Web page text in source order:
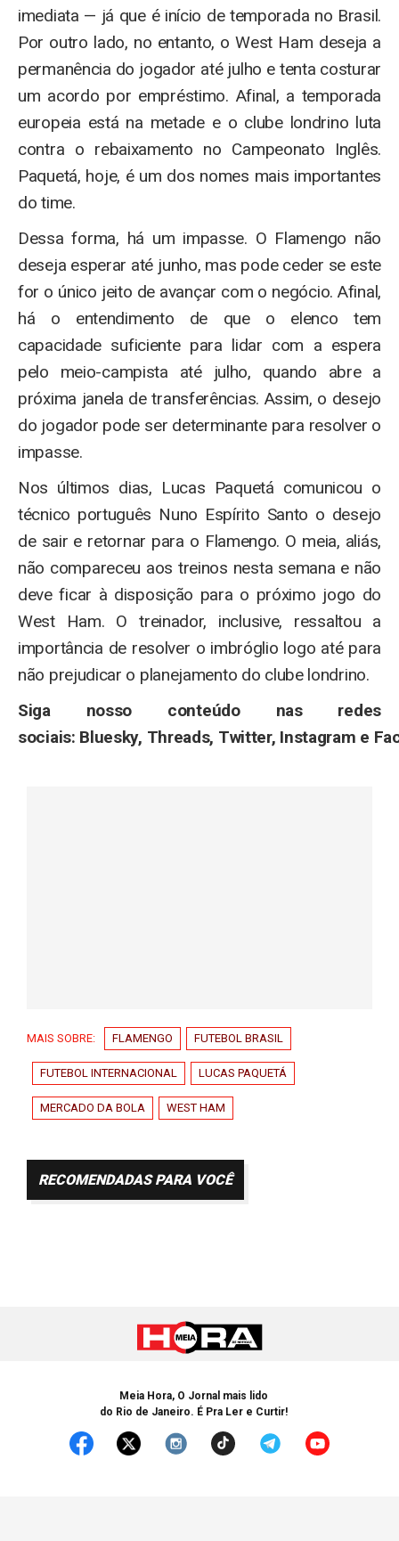
imediata — já que é início de temporada no Brasil.
Por outro lado, no entanto, o West Ham deseja a
permanência do jogador até julho e tenta costurar
um acordo por empréstimo. Afinal, a temporada
europeia está na metade e o clube londrino luta
contra o rebaixamento no Campeonato Inglês.
Paquetá, hoje, é um dos nomes mais importantes
do time.
Dessa forma, há um impasse. O Flamengo não
deseja esperar até junho, mas pode ceder se este
for o único jeito de avançar com o negócio. Afinal,
há o entendimento de que o elenco tem
capacidade suficiente para lidar com a espera
pelo meio-campista até julho, quando abre a
próxima janela de transferências. Assim, o desejo
do jogador pode ser determinante para resolver o
impasse.
Nos últimos dias, Lucas Paquetá comunicou o
técnico português Nuno Espírito Santo o desejo
de sair e retornar para o Flamengo. O meia, aliás,
não compareceu aos treinos nesta semana e não
deve ficar à disposição para o próximo jogo do
West Ham. O treinador, inclusive, ressaltou a
importância de resolver o imbróglio logo até para
não prejudicar o planejamento do clube londrino.
Siga nosso conteúdo nas redes
sociais: Bluesky, Threads, Twitter, Instagram e
MAIS SOBRE: FLAMENGO FUTEBOL BRASIL
FUTEBOL INTERNACIONAL LUCAS PAQUETÁ
MERCADO DA BOLA WEST HAM
RECOMENDADAS PARA VOCÊ
Meia Hora, O Jornal mais lido
do Rio de Janeiro. É Pra Ler e Curtir!